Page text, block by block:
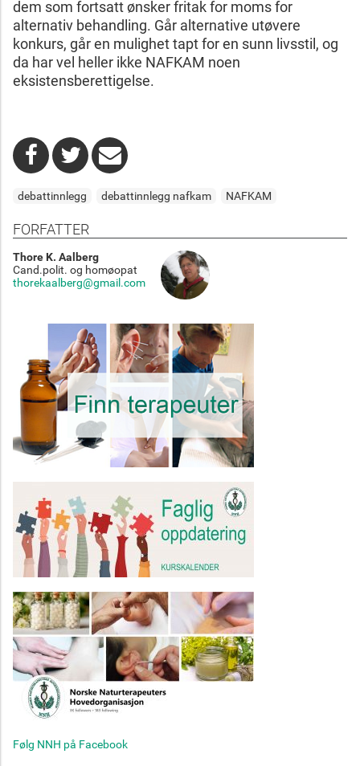
dem som fortsatt ønsker fritak for moms for
alternativ behandling. Går alternative utøvere
konkurs, går en mulighet tapt for en sunn livsstil, og
da har vel heller ikke NAFKAM noen
eksistensberettigelse.
debattinnlegg debattinnlegg nafkam NAFKAM
FORFATTER
Thore K. Aalberg
Cand.polit. og homøopat
thorekaalberg@gmail.com
Følg NNH på Facebook